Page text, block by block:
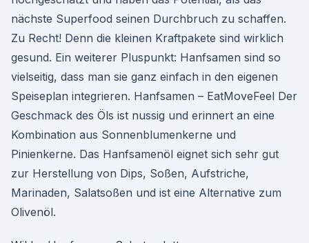
nächste Superfood seinen Durchbruch zu schaffen.
Zu Recht! Denn die kleinen Kraftpakete sind wirklich
gesund. Ein weiterer Pluspunkt: Hanfsamen sind so
vielseitig, dass man sie ganz einfach in den eigenen
Speiseplan integrieren. Hanfsamen – EatMoveFeel Der
Geschmack des Öls ist nussig und erinnert an eine
Kombination aus Sonnenblumenkerne und
Pinienkerne. Das Hanfsamenöl eignet sich sehr gut
zur Herstellung von Dips, Soßen, Aufstriche,
Marinaden, Salatsoßen und ist eine Alternative zum
Olivenöl.